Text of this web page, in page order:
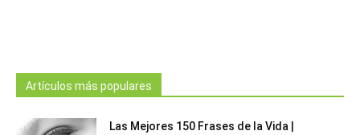
Artículos más populares
Las Mejores 150 Frases de la Vida |